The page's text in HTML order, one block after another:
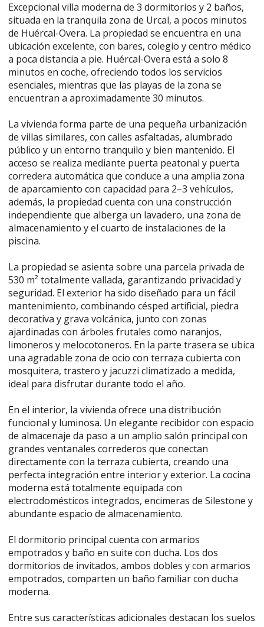
Excepcional villa moderna de 3 dormitorios y 2 baños,
situada en la tranquila zona de Urcal, a pocos minutos
de Huércal-Overa. La propiedad se encuentra en una
ubicación excelente, con bares, colegio y centro médico
a poca distancia a pie. Huércal-Overa está a solo 8
minutos en coche, ofreciendo todos los servicios
esenciales, mientras que las playas de la zona se
encuentran a aproximadamente 30 minutos.
La vivienda forma parte de una pequeña urbanización
de villas similares, con calles asfaltadas, alumbrado
público y un entorno tranquilo y bien mantenido. El
acceso se realiza mediante puerta peatonal y puerta
corredera automática que conduce a una amplia zona
de aparcamiento con capacidad para 2–3 vehículos,
además, la propiedad cuenta con una construcción
independiente que alberga un lavadero, una zona de
almacenamiento y el cuarto de instalaciones de la
piscina.
La propiedad se asienta sobre una parcela privada de
530 m² totalmente vallada, garantizando privacidad y
seguridad. El exterior ha sido diseñado para un fácil
mantenimiento, combinando césped artificial, piedra
decorativa y grava volcánica, junto con zonas
ajardinadas con árboles frutales como naranjos,
limoneros y melocotoneros. En la parte trasera se ubica
una agradable zona de ocio con terraza cubierta con
mosquitera, trastero y jacuzzi climatizado a medida,
ideal para disfrutar durante todo el año.
En el interior, la vivienda ofrece una distribución
funcional y luminosa. Un elegante recibidor con espacio
de almacenaje da paso a un amplio salón principal con
grandes ventanales correderos que conectan
directamente con la terraza cubierta, creando una
perfecta integración entre interior y exterior. La cocina
moderna está totalmente equipada con
electrodomésticos integrados, encimeras de Silestone y
abundante espacio de almacenamiento.
El dormitorio principal cuenta con armarios
empotrados y baño en suite con ducha. Los dos
dormitorios de invitados, ambos dobles y con armarios
empotrados, comparten un baño familiar con ducha
moderna.
Entre sus características adicionales destacan los suelos